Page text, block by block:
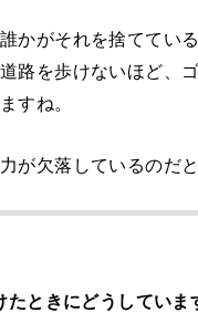
かがそれを捨ててい
路を歩けないほど、
すね。
が欠落しているのだと
ときにどうしていま